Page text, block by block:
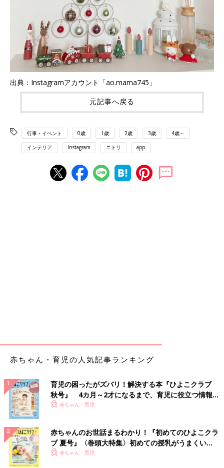
出典：Instagramアカウント「ao.mama745」
元記事へ戻る
行事・イベント 0歳 1歳 2歳 3歳 4歳～
インテリア Instagram ニトリ app
赤ちゃん・育児の人気記事ランキング
育児の困ったがズバリ！解決する本『ひよこクラブ
秋号』 4カ月～2才になるまで、育児に役立つ情報が
いっぱい！
赤ちゃん・育児
赤ちゃんのお世話まるわかり！『初めてのひよこクラ
ブ 夏号』〈巻頭大特集〉初めての授乳がうまくい
く！ おっぱい・ミルクの基本と夏のトラブル 解決テ
赤ちゃん・育児